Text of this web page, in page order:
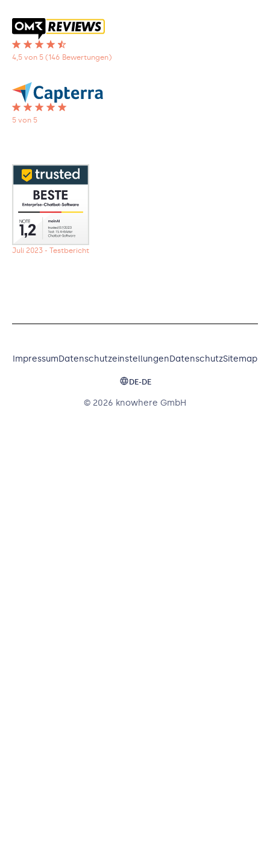
4,5 von 5 (146 Bewertungen)
5 von 5
Juli 2023 - Testbericht
© 2026 knowhere GmbH
ImpressumDatenschutzeinstellungenDatenschutzSitemap
DE-DE